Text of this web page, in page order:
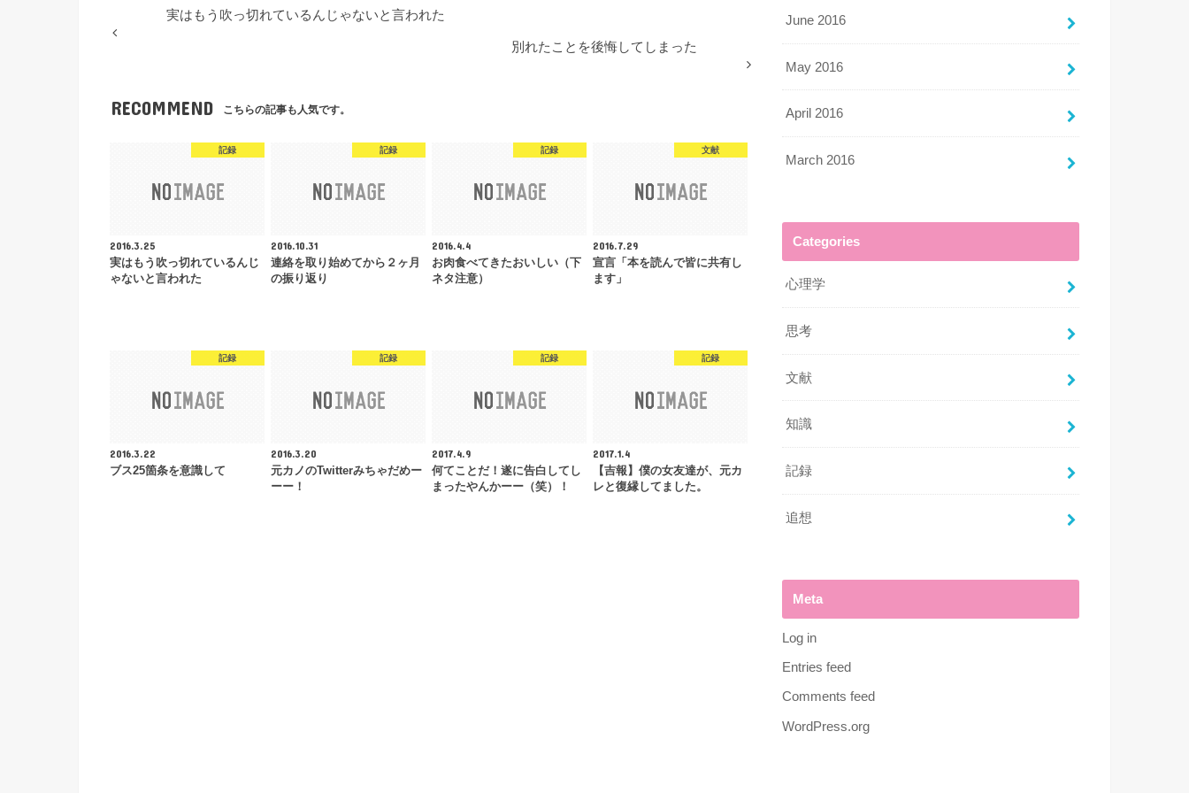
実はもう吹っ切れているんじゃないと言われた
別れたことを後悔してしまった
RECOMMEND こちらの記事も人気です。
記録
2016.3.25
実はもう吹っ切れているんじ
ゃないと言われた
記録
2016.10.31
連絡を取り始めてから２ヶ月
の振り返り
記録
2016.4.4
お肉食べてきたおいしい（下
ネタ注意）
文献
2016.7.29
宣言「本を読んで皆に共有し
ます」
記録
2016.3.22
ブス25箇条を意識して
記録
2016.3.20
元カノのTwitterみちゃだめー
ーー！
記録
2017.4.9
何てことだ！遂に告白してし
まったやんかーー（笑）！
記録
2017.1.4
【吉報】僕の女友達が、元カ
レと復縁してました。
June 2016
May 2016
April 2016
March 2016
Categories
心理学
思考
文献
知識
記録
追想
Meta
Log in
Entries feed
Comments feed
WordPress.org